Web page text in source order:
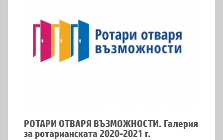
РОТАРИ ОТВАРЯ ВЪЗМОЖНОСТИ. Галерия
за ротарианската 2020-2021 г.